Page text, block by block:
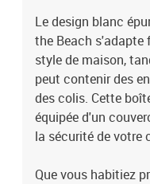
Le design blanc
the Beach s'adapte
style de maison,
peut contenir des
des colis. Cette
équipée d'un
la sécurité de votre
Que vous habitiez